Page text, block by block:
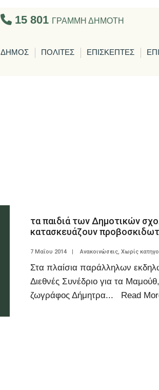
15 801 ΓΡΑΜΜΗ ΔΗΜΟΤΗ
ΔΗΜΟΣ ΠΟΛΙΤΕΣ ΕΠΙΣΚΕΠΤΕΣ
τα παιδιά των Δημοτικών
κατασκευάζουν
7 Μαΐου 2014 | Ανακοινώσεις, Χωρίς
Στα πλαίσια παράλληλων
Διεθνές Συνέδριο για τα
ζωγράφος Δήμητρα... Read